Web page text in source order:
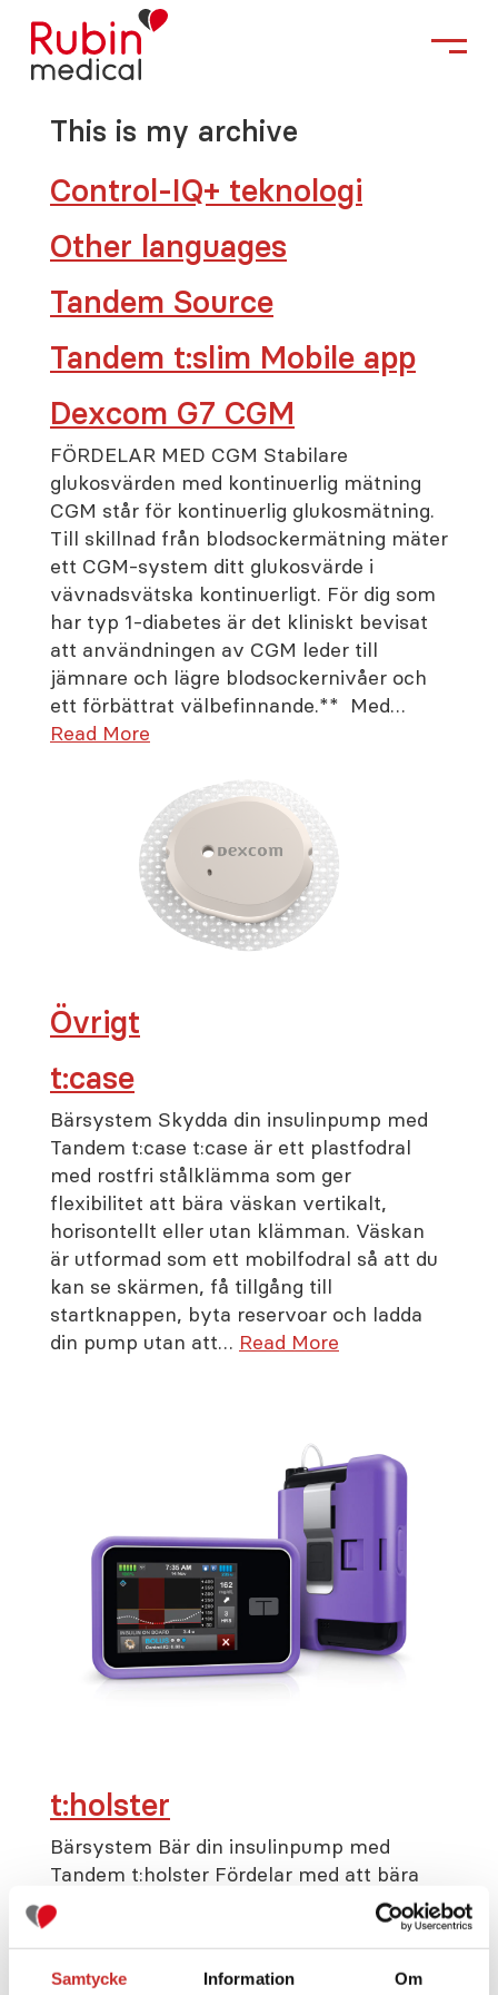
Samtycke Information Om
This is my archive
Control-IQ+ teknologi
Other languages
Tandem Source
Tandem t:slim Mobile app
Dexcom G7 CGM
FÖRDELAR MED CGM Stabilare
glukosvärden med kontinuerlig mätning
CGM står för kontinuerlig glukosmätning.
Till skillnad från blodsockermätning mäter
ett CGM-system ditt glukosvärde i
vävnadsvätska kontinuerligt. För dig som
har typ 1-diabetes är det kliniskt bevisat
att användningen av CGM leder till
jämnare och lägre blodsockernivåer och
ett förbättrat välbefinnande.** Med…
Read More
Övrigt
t:case
Bärsystem Skydda din insulinpump med
Tandem t:case t:case är ett plastfodral
med rostfri stålklämma som ger
flexibilitet att bära väskan vertikalt,
horisontellt eller utan klämman. Väskan
är utformad som ett mobilfodral så att du
kan se skärmen, få tillgång till
startknappen, byta reservoar och ladda
din pump utan att… Read More
t:holster
Bärsystem Bär din insulinpump med
Tandem t:holster Fördelar med att bära
pumpen i t:holster Tandem t:holster är ett
modellanpassat skal i plast med en 360
graders roterande och fjädrande klämma.
Med den roterande klämman kan man